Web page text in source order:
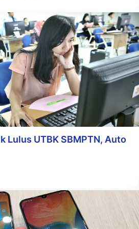
Lulus UTBK SBMPTN, Auto